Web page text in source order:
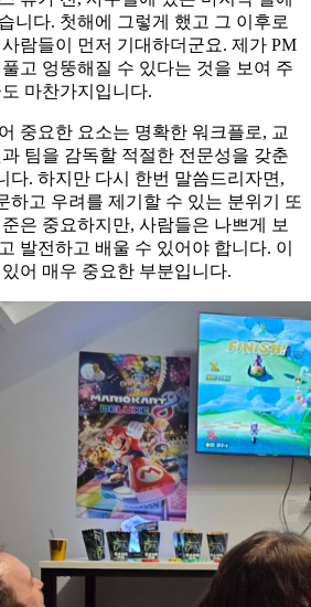
니다. 첫해에 그렇게 했고 그 이후로
람들이 먼저 기대하더군요. 제가 PM
고 엉뚱해질 수 있다는 것을 보여 주
마찬가지입니다.
중요한 요소는 명확한 워크플로, 교
팀을 감독할 적절한 전문성을 갖춘
다. 하지만 다시 한번 말씀드리자면,
하고 우려를 제기할 수 있는 분위기 또
은 중요하지만, 사람들은 나쁘게 보
발전하고 배울 수 있어야 합니다. 이
어 매우 중요한 부분입니다.